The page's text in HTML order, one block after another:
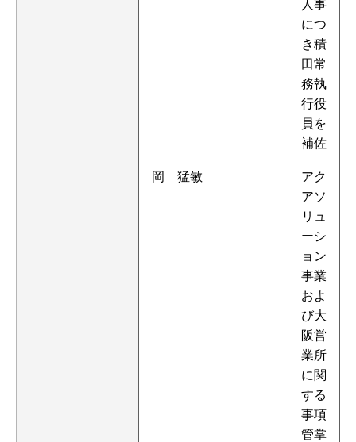
人事
につ
き積
田常
務執
行役
員を
補佐
岡 猛敏
アク
アソ
リュ
ーシ
ョン
事業
およ
び大
阪営
業所
に関
する
事項
管掌